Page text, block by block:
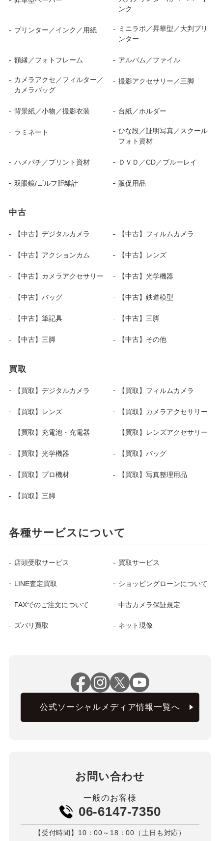
ンク
プリンター／インク／用紙
ミニラボ／昇華型／大判プリ
ンター
額縁／フォトフレーム アルバム／ファイル
カメラアクセ／フィルター／
カメラバッグ
撮影アクセサリー／三脚
背景紙／小物／撮影衣装 台紙／ホルダー
ラミネート
ひな段／証明写真／スクール
フォト資材
ハメパチ／プリント資材 ＤＶＤ／CD／ブルーレイ
双眼鏡/ゴルフ距離計 販促用品
中古
【中古】デジタルカメラ 【中古】フィルムカメラ
【中古】アクションカム 【中古】レンズ
【中古】カメラアクセサリー 【中古】光学機器
【中古】バッグ 【中古】鉄道模型
【中古】筆記具 【中古】三脚
【中古】三脚 【中古】その他
買取
【買取】デジタルカメラ 【買取】フィルムカメラ
【買取】レンズ 【買取】カメラアクセサリー
【買取】充電池・充電器 【買取】レンズアクセサリー
【買取】光学機器 【買取】バッグ
【買取】プロ機材 【買取】写真整理用品
【買取】三脚
各種サービスについて
店頭受取サービス 買取サービス
LINE査定買取 ショッピングローンについて
FAXでのご注文について 中古カメラ保証規定
ズバリ買取 ネット現像
公式ソーシャルメディア情報一覧へ
お問い合わせ
一般のお客様
06-6147-7350
【受付時間】10：00～18：00（土日も対応）